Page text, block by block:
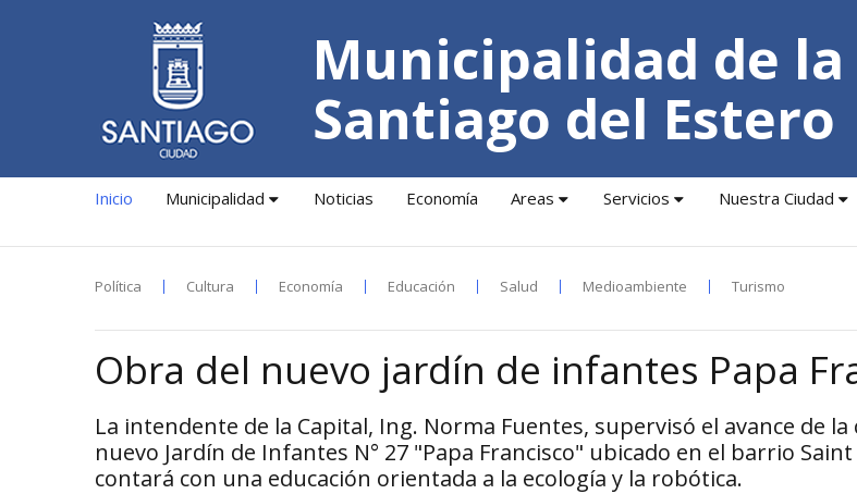
Municipalidad de la
Santiago del Estero
Inicio Municipalidad Noticias Economía Areas Servicios Nuestra Ciudad
Política Cultura Economía Educación Salud Medioambiente Turismo
Obra del nuevo jardín de infantes Papa
La intendente de la Capital, Ing. Norma Fuentes, supervisó el avance de
nuevo Jardín de Infantes N° 27 "Papa Francisco" ubicado en el barrio
contará con una educación orientada a la ecología y la robótica.